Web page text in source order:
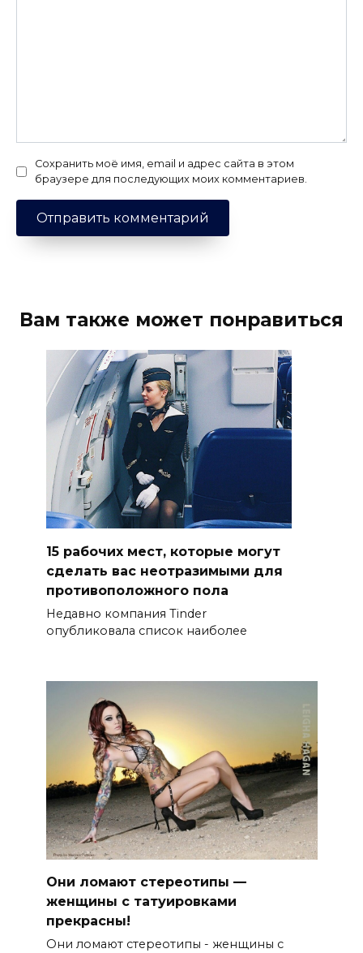
Сохранить моё имя, email и адрес сайта в этом
браузере для последующих моих комментариев.
Вам также может понравиться
15 рабочих мест, которые могут
сделать вас неотразимыми для
противоположного пола
Недавно компания Tinder
опубликовала список наиболее
Они ломают стереотипы —
женщины с татуировками
прекрасны!
Они ломают стереотипы - женщины с